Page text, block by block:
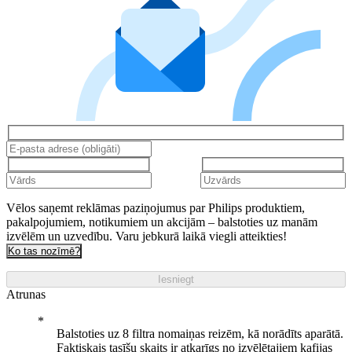
Vēlos saņemt reklāmas paziņojumus par Philips produktiem,
pakalpojumiem, notikumiem un akcijām – balstoties uz manām
izvēlēm un uzvedību. Varu jebkurā laikā viegli atteikties!
Ko tas nozīmē?
Iesniegt
Atrunas
Balstoties uz 8 filtra nomaiņas reizēm, kā norādīts aparātā.
Faktiskais tasīšu skaits ir atkarīgs no izvēlētajiem kafijas